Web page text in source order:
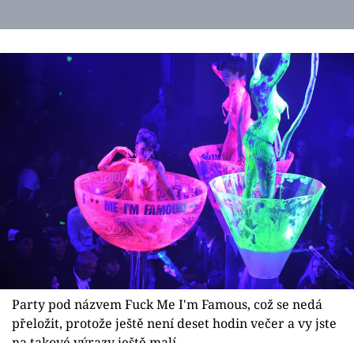
Party pod názvem Fuck Me I'm Famous, což se nedá
přeložit, protože ještě není deset hodin večer a vy jste